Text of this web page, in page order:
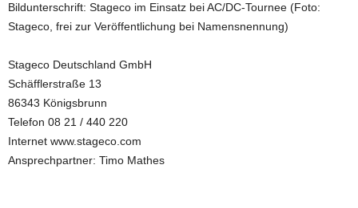
Bildunterschrift: Stageco im Einsatz bei AC/DC-Tournee (Foto:
Stageco, frei zur Veröffentlichung bei Namensnennung)
Stageco Deutschland GmbH
Schäfflerstraße 13
86343 Königsbrunn
Telefon 08 21 / 440 220
Internet www.stageco.com
Ansprechpartner: Timo Mathes